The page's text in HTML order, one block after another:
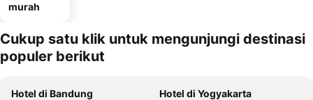
murah
Cukup satu klik untuk mengunjungi destinasi
populer berikut
Hotel di Bandung
Hotel di Yogyakarta